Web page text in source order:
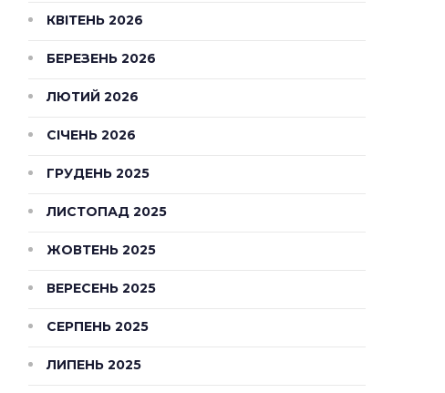
КВІТЕНЬ 2026
БЕРЕЗЕНЬ 2026
ЛЮТИЙ 2026
СІЧЕНЬ 2026
ГРУДЕНЬ 2025
ЛИСТОПАД 2025
ЖОВТЕНЬ 2025
ВЕРЕСЕНЬ 2025
СЕРПЕНЬ 2025
ЛИПЕНЬ 2025